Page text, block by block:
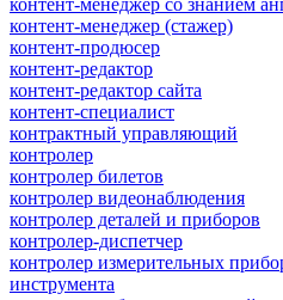
контент-менеджер (стажер)
контент-продюсер
контент-редактор
контент-редактор сайта
контент-специалист
контрактный управляющий
контролер
контролер билетов
контролер видеонаблюдения
контролер деталей и приборов
контролер-диспетчер
контролер измерительных
инструмента